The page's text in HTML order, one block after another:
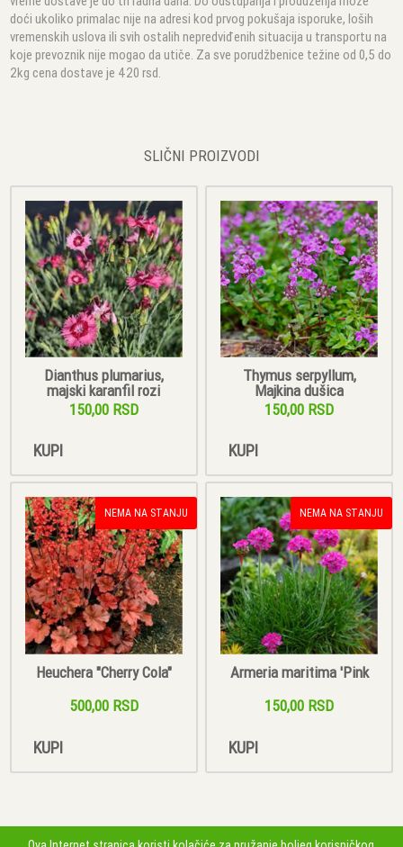
doći ukoliko primalac nije na adresi kod prvog pokušaja isporuke, loših
vremenskih uslova ili svih ostalih nepredviđenih situacija u transportu na
koje prevoznik nije mogao da utiče. Za sve porudžbenice težine od 0,5 do
2kg cena dostave je 420 rsd.
SLIČNI PROIZVODI
Dianthus plumarius,
majski karanfil rozi
150,00 RSD
KUPI
Thymus serpyllum,
Majkina dušica
150,00 RSD
KUPI
NEMA NA STANJU
Heuchera "Cherry Cola"
500,00 RSD
KUPI
NEMA NA STANJU
Armeria maritima 'Pink
150,00 RSD
KUPI